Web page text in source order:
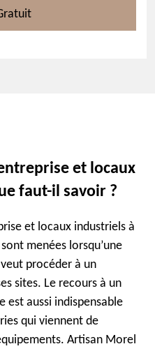
et locaux
faut-il savoir ?
et locaux industriels à
menées lorsqu’une
procéder à un
sites. Le recours à un
est aussi indispensable
qui viennent de
Artisan Morel